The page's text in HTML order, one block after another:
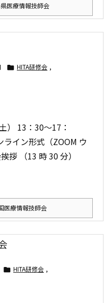
医療情報技師会
 HITA研修会 ,
） 13：30～17：
ライン形式（ZOOM ウ
拶 （13 時 30 分）
医療情報技師会
 HITA研修会 ,